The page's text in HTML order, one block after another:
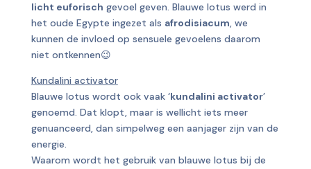
licht euforisch gevoel geven. Blauwe lotus werd in
het oude Egypte ingezet als afrodisiacum, we
kunnen de invloed op sensuele gevoelens daarom
niet ontkennen😉
Kundalini activator
Blauwe lotus wordt ook vaak ‘kundalini activator’
genoemd. Dat klopt, maar is wellicht iets meer
genuanceerd, dan simpelweg een aanjager zijn van de
energie.
Waarom wordt het gebruik van blauwe lotus bij de